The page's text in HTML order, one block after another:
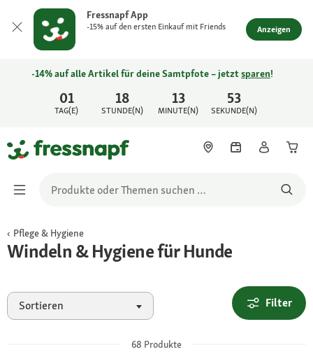
Fressnapf App
-15% auf den ersten Einkauf mit Friends Anzeigen
01
TAG(E)
18
STUNDE(N)
13
MINUTE(N)
53
SEKUNDE(N)
-14% auf alle Artikel für deine Samtpfote – jetztsparen!
Pflege & Hygiene
Windeln & Hygiene für Hunde
Sortieren Filter
68 Produkte